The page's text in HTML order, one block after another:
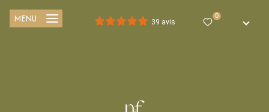
39 avis
0
MENU